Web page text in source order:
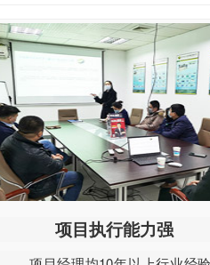
项目执行能力强